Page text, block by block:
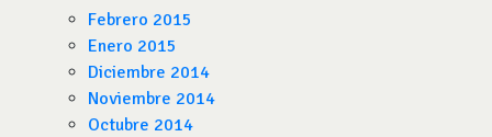
Febrero 2015
Enero 2015
Diciembre 2014
Noviembre 2014
Octubre 2014